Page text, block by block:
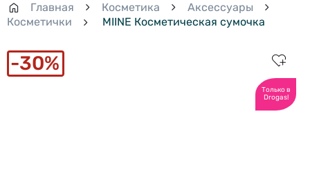
Главная Косметика
Aксессуары
Косметички
MIINE Косметическая сумочка
30%
Только в
Drogas!